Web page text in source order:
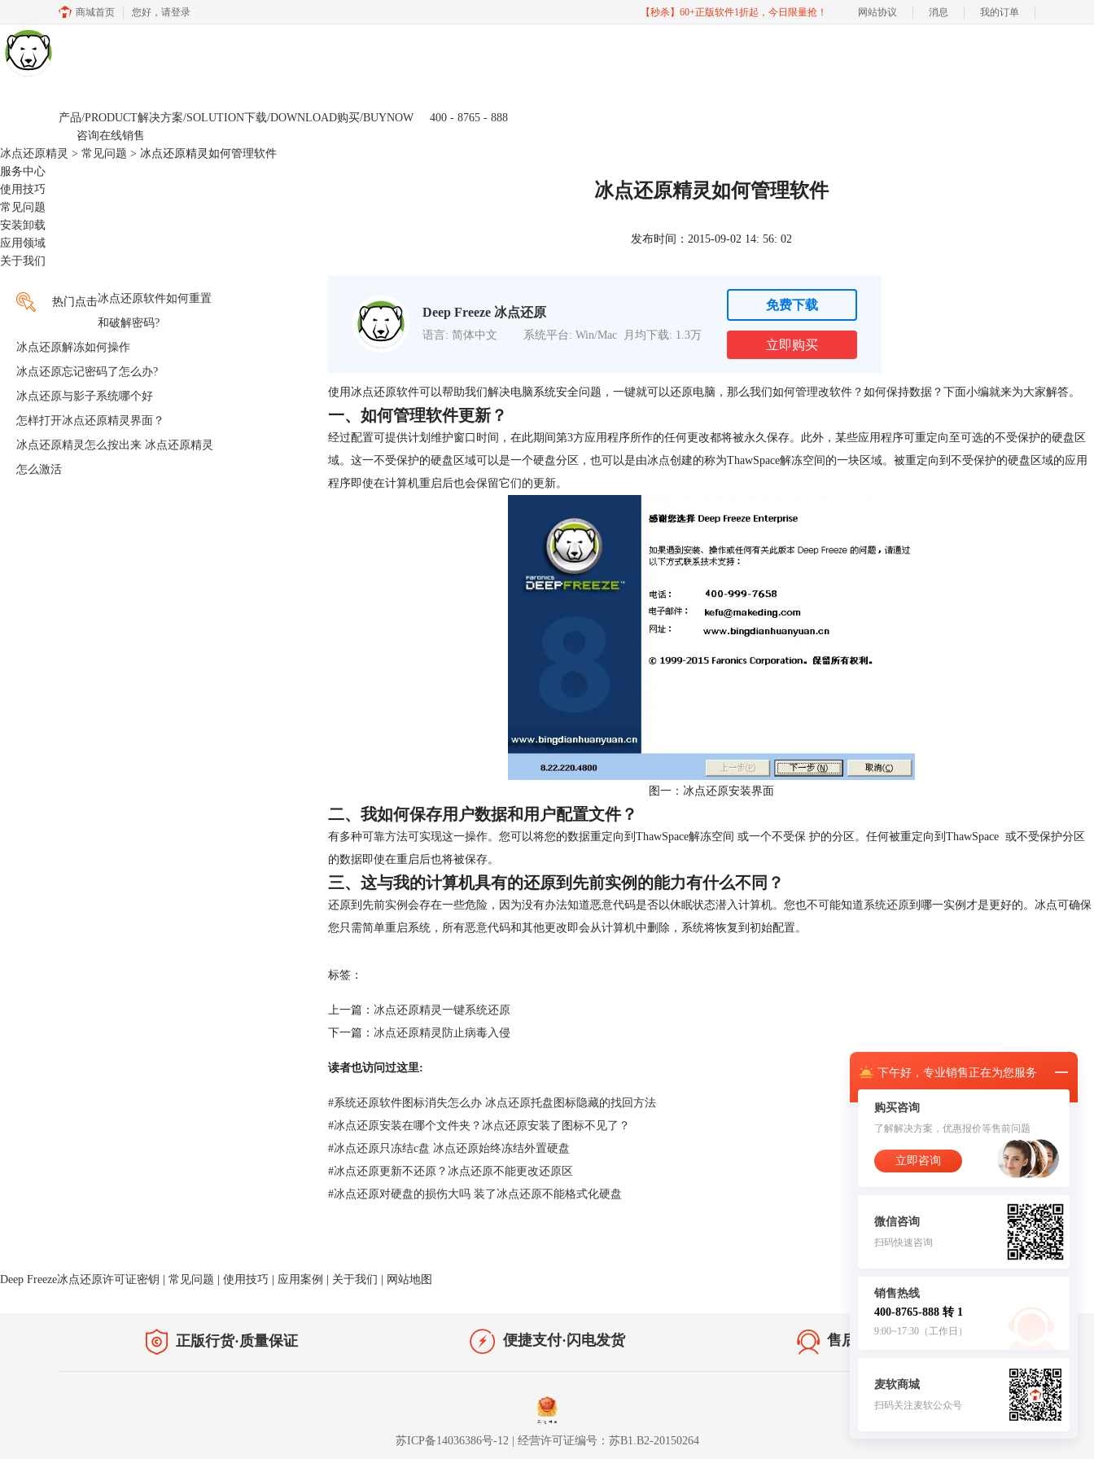
下午好， 专业销售正在为您服务
购买咨询
了解解决方案，优惠报价等售前问题
立即咨询
微信咨询
扫码快速咨询
销售热线
400-8765-888 转 1
9:00~17:30（工作日）
麦软商城
扫码关注麦软公众号
客服
商城首页 您好， 请登录 【秒杀】60+正版软件1折起，今日限量抢！ 网站协议 消息 我的订单
产品/PRODUCT解决方案/SOLUTION下载/DOWNLOAD购买/BUYNOW
400 - 8765 - 888
咨询在线销售
冰点还原精灵 > 常见问题 > 冰点还原精灵如何管理软件
服务中心
使用技巧
常见问题
安装卸载
应用领域
关于我们
热门点击冰点还原软件如何重置
和破解密码?
冰点还原解冻如何操作
冰点还原忘记密码了怎么办?
冰点还原与影子系统哪个好
怎样打开冰点还原精灵界面？
冰点还原精灵怎么按出来 冰点还原精灵
怎么激活
冰点还原精灵如何管理软件
发布时间：2015-09-02 14: 56: 02
Deep Freeze 冰点还原
语言: 简体中文 系统平台: Win/Mac 月均下载: 1.3万
免费下载
立即购买
使用冰点还原软件可以帮助我们解决电脑系统安全问题，一键就可以还原电脑，那么我们如何管理改软件？如何保持数据？下面小编就来为大家解答。
一、如何管理软件更新？
经过配置可提供计划维护窗口时间，在此期间第3方应用程序所作的任何更改都将被永久保存。此外，某些应用程序可重定向至可选的不受保护的硬盘区
域。这一不受保护的硬盘区域可以是一个硬盘分区，也可以是由冰点创建的称为ThawSpace解冻空间的一块区域。被重定向到不受保护的硬盘区域的应用
程序即使在计算机重启后也会保留它们的更新。
图一：冰点还原安装界面
二、我如何保存用户数据和用户配置文件？
有多种可靠方法可实现这一操作。您可以将您的数据重定向到ThawSpace解冻空间 或一个不受保 护的分区。任何被重定向到ThawSpace 或不受保护分区
的数据即使在重启后也将被保存。
三、这与我的计算机具有的还原到先前实例的能力有什么不同？
还原到先前实例会存在一些危险，因为没有办法知道恶意代码是否以休眠状态潜入计算机。您也不可能知道系统还原到哪一实例才是更好的。冰点可确保
您只需简单重启系统，所有恶意代码和其他更改即会从计算机中删除，系统将恢复到初始配置。
标签：
上一篇：冰点还原精灵一键系统还原
下一篇：冰点还原精灵防止病毒入侵
读者也访问过这里:
#系统还原软件图标消失怎么办 冰点还原托盘图标隐藏的找回方法
#冰点还原安装在哪个文件夹？冰点还原安装了图标不见了？
#冰点还原只冻结c盘 冰点还原始终冻结外置硬盘
#冰点还原更新不还原？冰点还原不能更改还原区
#冰点还原对硬盘的损伤大吗 装了冰点还原不能格式化硬盘
Deep Freeze冰点还原许可证密钥 常见问题 使用技巧 应用案例 关于我们 网站地图
正版行货·质量保证 便捷支付·闪电发货 售后无忧·服务保障
苏ICP备14036386号-12| 经营许可证编号：苏B1.B2-20150264